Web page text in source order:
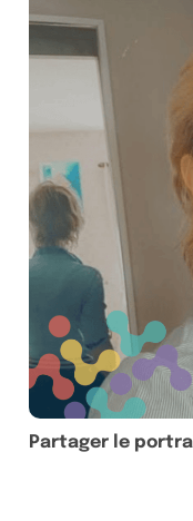
Partager le